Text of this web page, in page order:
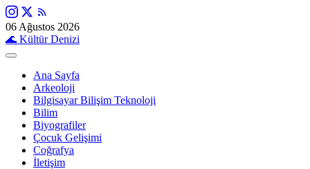
06 Ağustos 2026
🌊 Kültür Denizi
Ana Sayfa
Arkeoloji
Bilgisayar Bilişim Teknoloji
Bilim
Biyografiler
Çocuk Gelişimi
Coğrafya
İletişim